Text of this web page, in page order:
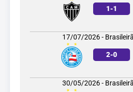
1-1
17/07/2026 -
2-0
30/05/2026 -